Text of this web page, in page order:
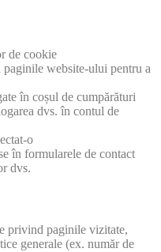
de cookie
website-ului pentru a
în coșul de cumpărături
dvs. în contul de
o
în formularele de contact
dvs.
privind paginile vizitate,
generale (ex. număr de